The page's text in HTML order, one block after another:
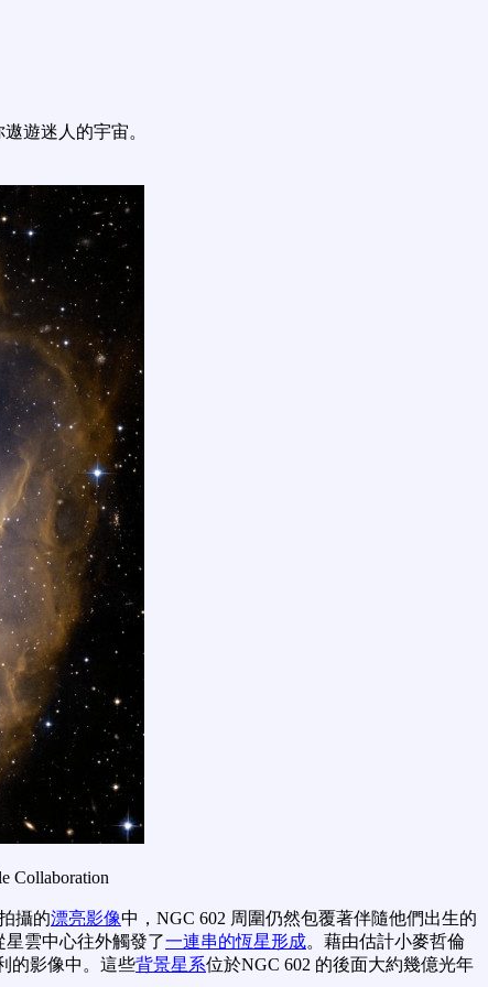
遊迷人的宇宙。
Collaboration
攝的漂亮影像中，NGC 602 周圍仍然包覆著伴隨他們出生的
雲中心往外觸發了一連串的恆星形成。藉由估計小麥哲倫
的影像中。這些背景星系位於NGC 602 的後面大約幾億光年